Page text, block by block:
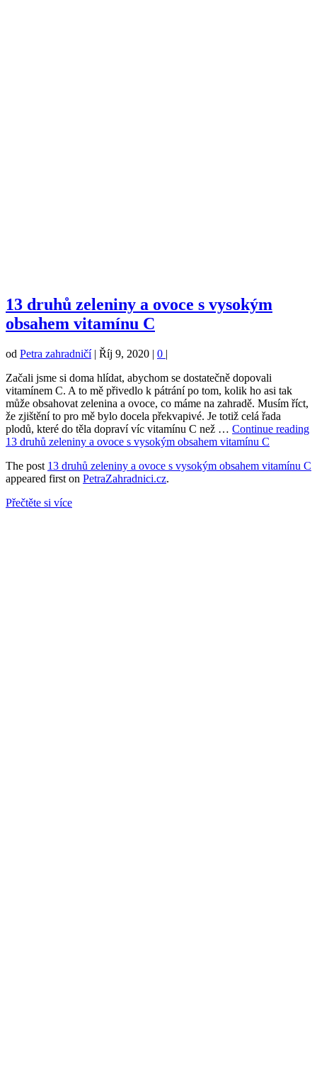
13 druhů zeleniny a ovoce s vysokým
obsahem vitamínu C
od Petra zahradničí| Říj 9, 2020 | 0 |
Začali jsme si doma hlídat, abychom se dostatečně dopovali
vitamínem C. A to mě přivedlo k pátrání po tom, kolik ho asi tak
může obsahovat zelenina a ovoce, co máme na zahradě. Musím říct,
že zjištění to pro mě bylo docela překvapivé. Je totiž celá řada
plodů, které do těla dopraví víc vitamínu C než … Continue reading
13 druhů zeleniny a ovoce s vysokým obsahem vitamínu C
The post 13 druhů zeleniny a ovoce s vysokým obsahem vitamínu C
appeared first on PetraZahradnici.cz.
Přečtěte si více